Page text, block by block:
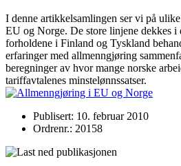
I denne artikkelsamlingen ser vi på
EU og Norge. De store linjene dekkes i
forholdene i Finland og Tyskland
erfaringer med allmenngjøring
beregninger av hvor mange norske
tariffavtalenes minstelønnssatser.
Publisert: 10. februar 2010
Ordrenr.: 20158